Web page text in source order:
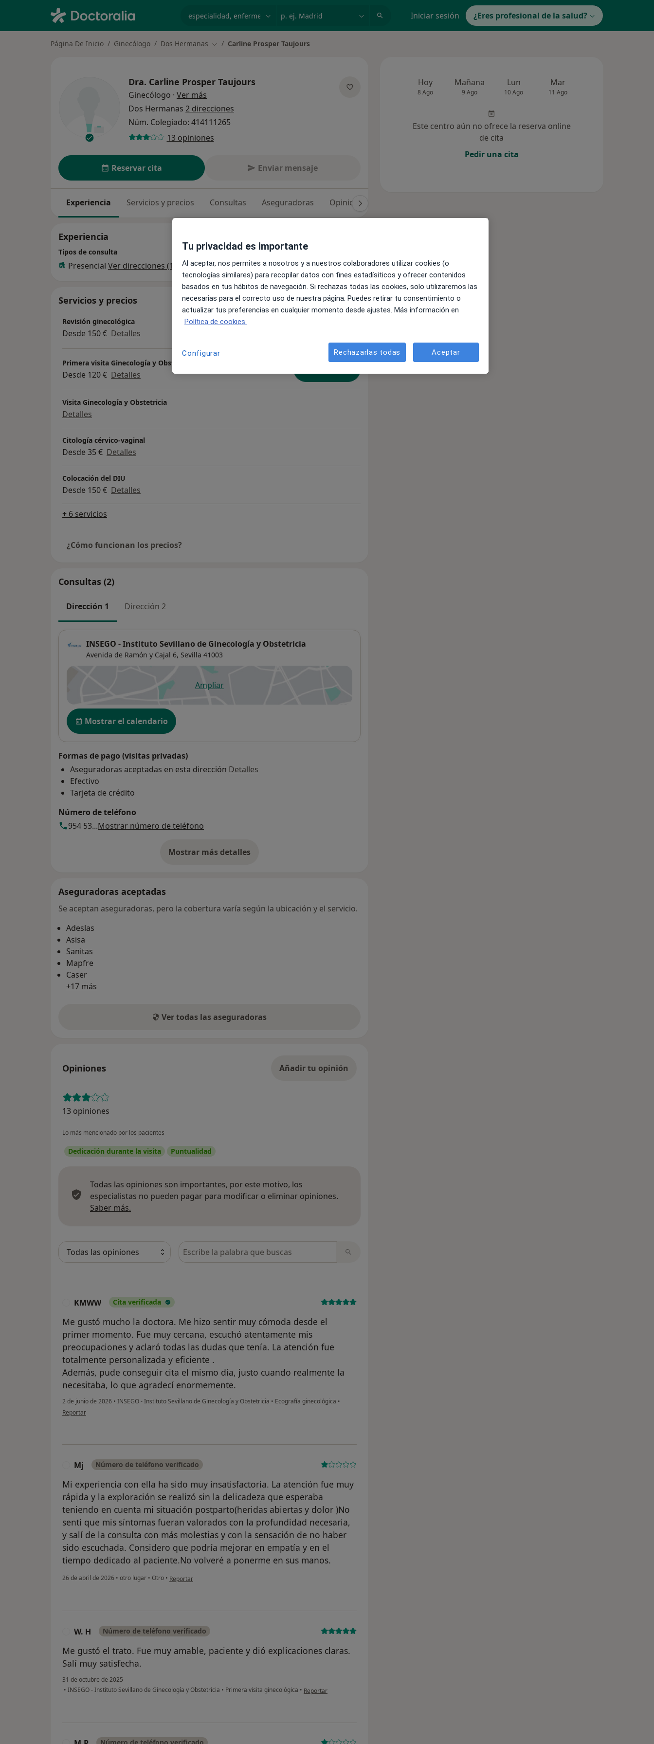
Iniciar sesión ¿Eres profesional de la salud?
Página De Inicio Ginecólogo Dos Hermanas Cambiar de ciudad
Carline Prosper Taujours
Dra. Carline Prosper Taujours
Ginecólogo · Ver más
Dos Hermanas 2 direcciones
Núm. Colegiado: 414111265
13 opiniones
Reservar cita Enviar mensaje
Experiencia Servicios y precios Consultas Aseguradoras Opiniones (13)
Experiencia
Tipos de consulta
Presencial Ver direcciones (1)
Servicios y precios
Revisión ginecológica
Desde 150 € Detalles
Primera visita Ginecología y Obstetricia
Desde 120 € Detalles
Visita Ginecología y Obstetricia
Detalles
Citología cérvico-vaginal
Desde 35 € Detalles
Colocación del DIU
Desde 150 € Detalles
+ 6 servicios
¿Cómo funcionan los precios?
Consultas (2)
Dirección 1 Dirección 2
INSEGO - Instituto Sevillano de Ginecología y Obstetricia
Avenida de Ramón y Cajal 6, Sevilla 41003
Ampliarse abre en una nueva pestaña
Disponibilidad
Mostrar el calendario
Formas de pago (visitas privadas)
Aseguradoras aceptadas en esta dirección Detalles
Efectivo
Tarjeta de crédito
Número de teléfono
954 53...Mostrar número de teléfono
Mostrar más detalles
sobre la dirección
Aseguradoras aceptadas
Se aceptan aseguradoras, pero la cobertura varía según la ubicación y el servicio.
Adeslas
Asisa
Sanitas
Mapfre
Caser
+17 más
Ver todas las aseguradoras
Opiniones Añadir tu opinión
13 opiniones
Lo más mencionado por los pacientes
Dedicación durante la visita Puntualidad
Todas las opiniones son importantes, por este motivo, los
especialistas no pueden pagar para modificar o eliminar opiniones.
Saber más.
Busca en opiniones
KMWW Cita verificada
Me gustó mucho la doctora. Me hizo sentir muy cómoda desde el
primer momento. Fue muy cercana, escuchó atentamente mis
preocupaciones y aclaró todas las dudas que tenía. La atención fue
totalmente personalizada y eficiente .
Además, pude conseguir cita el mismo día, justo cuando realmente la
necesitaba, lo que agradecí enormemente.
2 de junio de 2026 • INSEGO - Instituto Sevillano de Ginecología y Obstetricia • Ecografía ginecológica •
en opinión del usuario KMWW
Reportar
Mj Número de teléfono verificado
Mi experiencia con ella ha sido muy insatisfactoria. La atención fue muy
rápida y la exploración se realizó sin la delicadeza que esperaba
teniendo en cuenta mi situación postparto(heridas abiertas y dolor )No
sentí que mis síntomas fueran valorados con la profundidad necesaria,
y salí de la consulta con más molestias y con la sensación de no haber
sido escuchada. Considero que podría mejorar en empatía y en el
tiempo dedicado al paciente.No volveré a ponerme en sus manos.
26 de abril de 2026 • otro lugar • Otro • en opinión del usuario Mj
Reportar
W. H Número de teléfono verificado
Me gustó el trato. Fue muy amable, paciente y dió explicaciones claras.
Salí muy satisfecha.
31 de octubre de 2025
• INSEGO - Instituto Sevillano de Ginecología y Obstetricia • Primera visita ginecológica • en opinión del usuario W. H
Reportar
Hoy
8 Ago
Mañana
9 Ago
Lun
10 Ago
Mar
11 Ago
Este centro aún no ofrece la reserva online
de cita
Pedir una cita
Tu privacidad es importante
Al aceptar, nos permites a nosotros y a nuestros colaboradores utilizar cookies (o
tecnologías similares) para recopilar datos con fines estadísiticos y ofrecer contenidos
basados en tus hábitos de navegación. Si rechazas todas las cookies, solo utilizaremos las
necesarias para el correcto uso de nuestra página. Puedes retirar tu consentimiento o
actualizar tus preferencias en cualquier momento desde ajustes. Más información en
Política de cookies.
Configurar Rechazarlas todas Aceptar